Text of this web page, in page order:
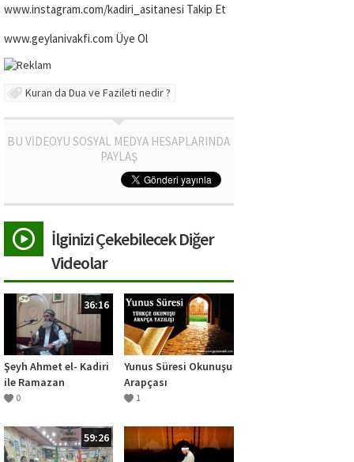
www.instagram.com/kadiri_asitanesi Takip Et
www.geylanivakfi.com Üye Ol
Kuran da Dua ve Fazileti nedir ?
BU VİDEOYU SOSYAL MEDYA HESAPLARINDA
PAYLAŞ
İlginizi Çekebilecek Diğer
Videolar
36:16
Şeyh Ahmet el- Kadiri
ile Ramazan
Sohbetleri /1: Sakal
0
Yunus Süresi Okunuşu
Arapçası
1
59:26